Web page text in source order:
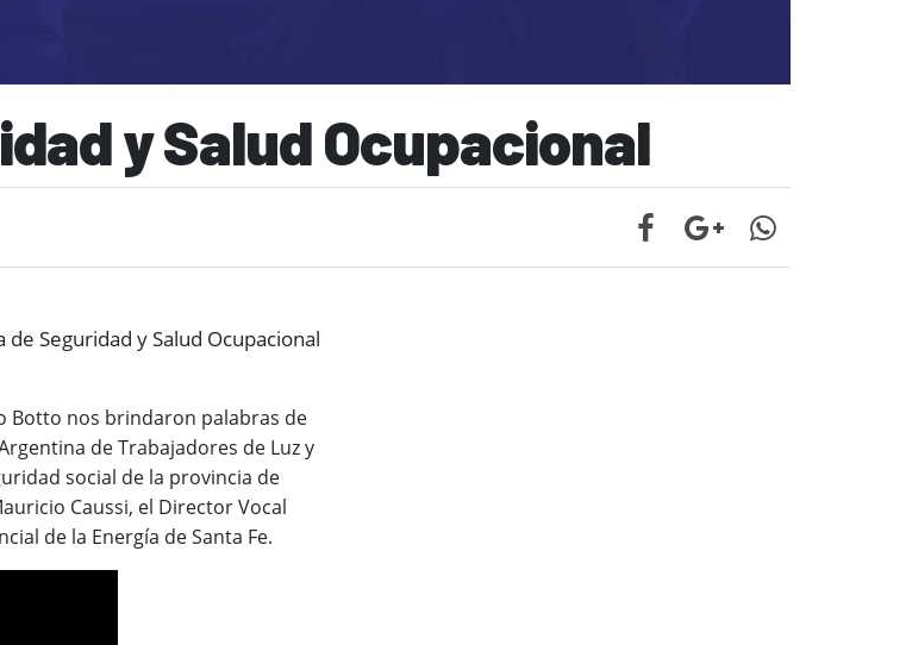
y Salud Ocupacional
Seguridad y Salud Ocupacional
Botto nos brindaron palabras de
de Trabajadores de Luz y
social de la provincia de
Caussi, el Director Vocal
de la Energía de Santa Fe.